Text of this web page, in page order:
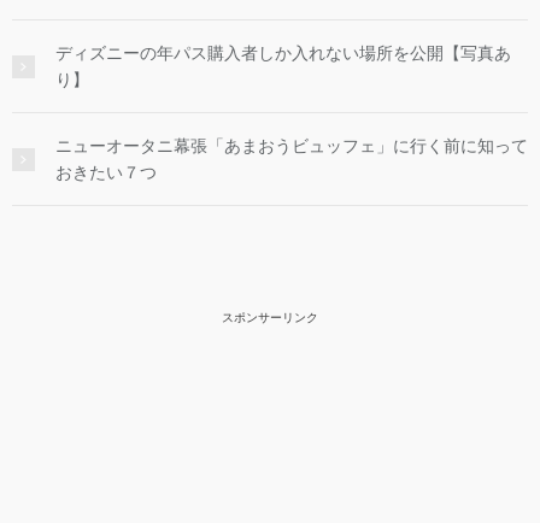
ディズニーの年パス購入者しか入れない場所を公開【写真あ
り】
ニューオータニ幕張「あまおうビュッフェ」に行く前に知って
おきたい７つ
スポンサーリンク